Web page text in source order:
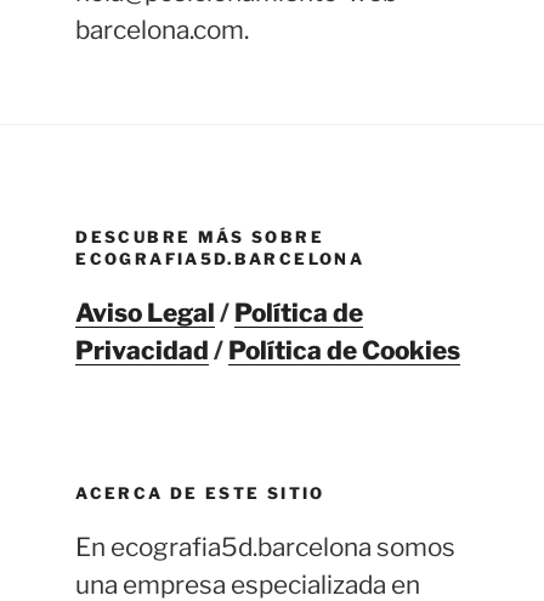
barcelona.com.
DESCUBRE MÁS SOBRE
ECOGRAFIA5D.BARCELONA
Aviso Legal / Política de
Privacidad / Política de Cookies
ACERCA DE ESTE SITIO
En ecografia5d.barcelona somos
una empresa especializada en